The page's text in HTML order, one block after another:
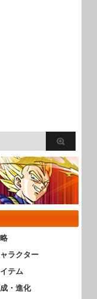
LV最大ステータスまとめ
ラクター
テム
・進化